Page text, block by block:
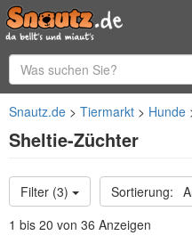
Snautz.de Tiermarkt Hunde
Sheltie-Züchter
Filter (3)
1 bis 20 von 36 Anzeigen